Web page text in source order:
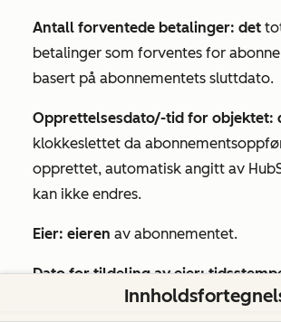
Antall forventede betalinger: det
betalinger som forventes for
basert på abonnementets sluttdato.
Opprettelsesdato/-tid for objektet:
klokkeslettet da
opprettet, automatisk angitt av
kan ikke endres.
Eier: eieren av abonnementet.
Dato for tildeling av eier:
eier ble tildelt abonnementet,